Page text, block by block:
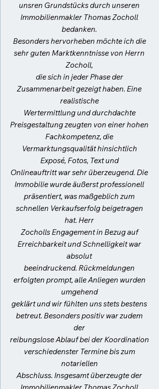
unsren Grundstücks durch unseren
Immobilienmakler Thomas Zocholl
bedanken.
Besonders hervorheben möchte ich die
sehr guten Marktkenntnisse von Herrn
Zocholl,
die sich in jeder Phase der
Zusammenarbeit gezeigt haben. Eine
realistische
Wertermittlung und durchdachte
Preisgestaltung zeugten von einer hohen
Fachkompetenz, die
Vermarktungsqualität hinsichtlich
Exposé, Fotos, Text und
Onlineauftritt war sehr überzeugend. Die
Immobilie wurde äußerst professionell
präsentiert, was maßgeblich zum
schnellen Verkaufserfolg beigetragen
hat. Herr
Zocholls Engagement in Bezug auf
Erreichbarkeit und Schnelligkeit war
absolut
beeindruckend. Rückmeldungen
erfolgten prompt, alle Anliegen wurden
umgehend
geklärt und wir fühlten uns stets bestens
betreut. Besonders positiv war zudem
der
reibungslose Ablauf bei der Koordination
verschiedenster Termine bis zum
notariellen
Abschluss. Insgesamt überzeugte der